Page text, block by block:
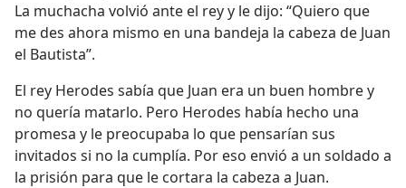
La muchacha volvió ante el rey y le dijo: “Quiero que
me des ahora mismo en una bandeja la cabeza de Juan
el Bautista”.
El rey Herodes sabía que Juan era un buen hombre y
no quería matarlo. Pero Herodes había hecho una
promesa y le preocupaba lo que pensarían sus
invitados si no la cumplía. Por eso envió a un soldado a
la prisión para que le cortara la cabeza a Juan.